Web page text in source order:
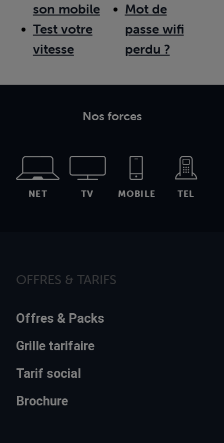
son mobile
Test votre
vitesse
Mot de
passe wifi
perdu ?
Nos forces
NET TV MOBILE TEL
OFFRES & TARIFS
Offres & Packs
Grille tarifaire
Tarif social
Brochure